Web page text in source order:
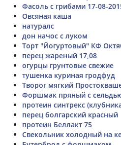
Фасоль с грибами 17-08-
Овсяная каша
натуралс
дон начос с луком
Торт "Йогуртовый" КФ
перец жареный 17,08
огурцы грунтовые свежие
тушенка куриная гродфуд
Творог мягкий
Форшмак пряный с
протеин синтрекс
перец болгарский красный
протеин Беллакт 75
Свекольник холодный на